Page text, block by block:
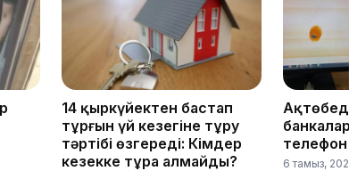
14 қыркүйектен бастап
тұрғын үй кезегіне тұру
тәртібі өзгереді: Кімдер
кезекке тұра алмайды?
телефон
6 тамыз,